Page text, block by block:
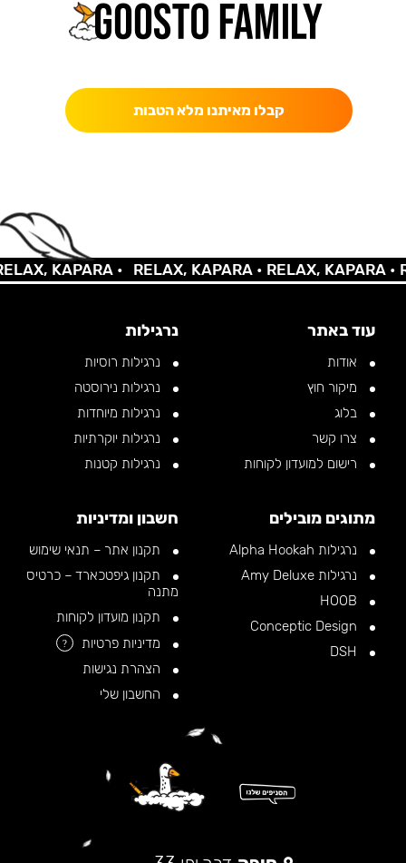
קבלו מאיתנו מלא הטבות
KAPARA • RELAX, KAPARA •RELAX, KAPARA •
עוד באתר
אודות
מיקור חוץ
בלוג
צרו קשר
רישום למועדון לקוחות
נרגילות
נרגילות רוסיות
נרגילות נירוסטה
נרגילות מיוחדות
נרגילות יוקרתיות
נרגילות קטנות
מתוגים מובילים
נרגילות Alpha Hookah
נרגילות Amy Deluxe
חשבון ומדיניות
תקנון אתר – תנאי שימוש
תקנון גיפטכארד – כרטיס
מתנה
תקנון מועדון לקוחות
מדיניות פרטיות
?
הצהרת נגישות
החשבון שלי